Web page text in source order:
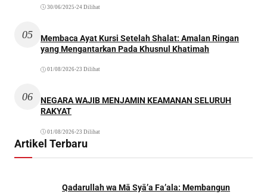
30/06/2025 •24 Dilihat
05
Membaca Ayat Kursi Setelah Shalat: Amalan Ringan
yang Mengantarkan Pada Khusnul Khatimah
01/08/2026•23 Dilihat
06
NEGARA WAJIB MENJAMIN KEAMANAN SELURUH
RAKYAT
01/08/2026•23 Dilihat
Artikel Terbaru
Qadarullah wa Mā Syā’a Fa’ala: Membangun